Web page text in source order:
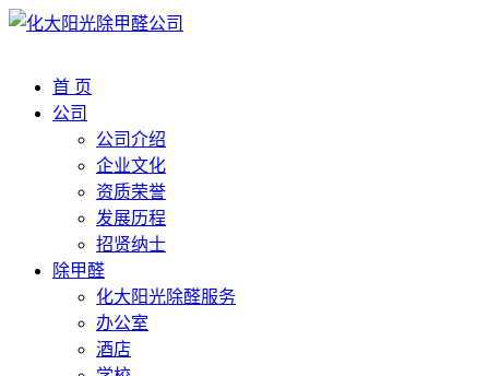
首 页
公司
公司介绍
企业文化
资质荣誉
发展历程
招贤纳士
除甲醛
化大阳光除醛服务
办公室
酒店